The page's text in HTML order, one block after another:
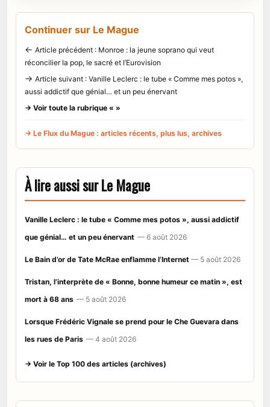
Continuer sur Le Mague
← Article précédent : Monroe : la jeune soprano qui veut
réconcilier la pop, le sacré et l’Eurovision
→ Article suivant : Vanille Leclerc : le tube « Comme mes potos »,
aussi addictif que génial… et un peu énervant
→ Voir toute la rubrique « »
→ Le Flux du Mague : articles récents, plus lus, archives
À lire aussi sur Le Mague
Vanille Leclerc : le tube « Comme mes potos », aussi addictif
que génial… et un peu énervant — 6 août 2026
Le Bain d’or de Tate McRae enflamme l’Internet — 5 août 2026
Tristan, l’interprète de « Bonne, bonne humeur ce matin », est
mort à 68 ans — 5 août 2026
Lorsque Frédéric Vignale se prend pour le Che Guevara dans
les rues de Paris — 4 août 2026
→ Voir le Top 100 des articles (archives)